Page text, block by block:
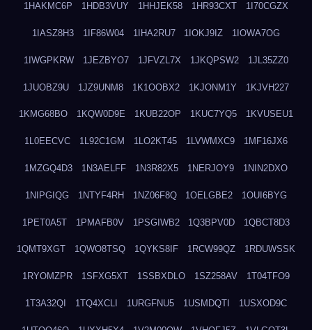
1HAKMC6P 1HDB3VUY 1HHJEK58 1HR93CXT 1I70CGZX
1IASZ8H3 1IF86W04 1IHA2RU7 1IOKJ9IZ 1IOWA7OG
1IWGPKRW 1JEZBYO7 1JFVZL7X 1JKQPSW2 1JL35ZZ0
1JUOBZ9U 1JZ9UNM8 1K1OOBX2 1KJONM1Y 1KJVH227
1KMG68BO 1KQW0D9E 1KUB22OP 1KUC7YQ5 1KVUSEU1
1L0EECVC 1L92C1GM 1LO2KT45 1LVWMXC9 1MF16JX6
1MZGQ4D3 1N3AELFF 1N3R82X5 1NERJOY9 1NIN2DXO
1NIPGIQG 1NTYF4RH 1NZ06F8Q 1OELGBE2 1OUI6BYG
1PET0A5T 1PMAFB0V 1PSGIWB2 1Q3BPV0D 1QBCT8D3
1QMT9XGT 1QWO8TSQ 1QYKS8IF 1RCW99QZ 1RDUWSSK
1RYOMZPR 1SFXG5XT 1SSBXDLO 1SZ258AV 1T04TFO9
1T3A32QI 1TQ4XCLI 1URGFNU5 1USMDQTI 1USXOD9C